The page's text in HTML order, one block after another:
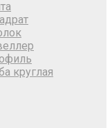
круглая